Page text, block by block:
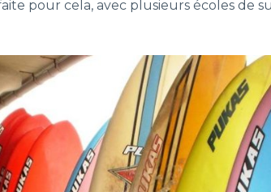
pour cela, avec plusieurs écoles de